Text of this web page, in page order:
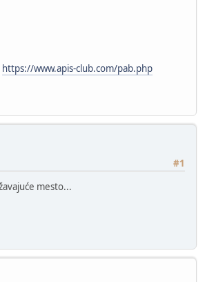
https://www.apis-club.com/pab.php
#1
mesto...